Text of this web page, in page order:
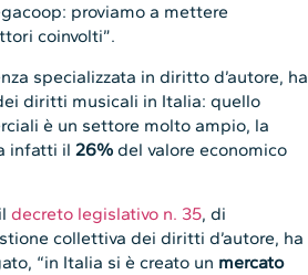
proviamo a mettere
coinvolti”.
specializzata in diritto d’autore, ha
diritti musicali in Italia: quello
è un settore molto ampio, la
infatti il26% del valore economico
decreto legislativo n. 35, di
collettiva dei diritti d’autore, ha
“in Italia si è creato un mercato